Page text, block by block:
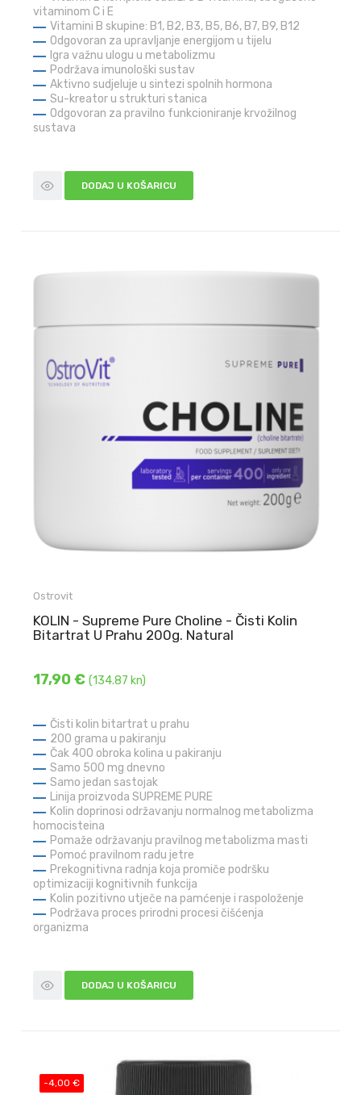
vitaminom C i E
Vitamini B skupine: B1, B2, B3, B5, B6, B7, B9, B12
Odgovoran za upravljanje energijom u tijelu
Igra važnu ulogu u metabolizmu
Podržava imunološki sustav
Aktivno sudjeluje u sintezi spolnih hormona
Su-kreator u strukturi stanica
Odgovoran za pravilno funkcioniranje krvožilnog
sustava
DODAJ U KOŠARICU
Ostrovit
KOLIN - Supreme Pure Choline - Čisti Kolin
Bitartrat U Prahu 200g. Natural
17,90 €(134.87 kn)
Čisti kolin bitartrat u prahu
200 grama u pakiranju
Čak 400 obroka kolina u pakiranju
Samo 500 mg dnevno
Samo jedan sastojak
Linija proizvoda SUPREME PURE
Kolin doprinosi održavanju normalnog metabolizma
homocisteina
Pomaže održavanju pravilnog metabolizma masti
Pomoć pravilnom radu jetre
Prekognitivna radnja koja promiče podršku
optimizaciji kognitivnih funkcija
Kolin pozitivno utječe na pamćenje i raspoloženje
Podržava proces prirodni procesi čišćenja
organizma
DODAJ U KOŠARICU
-4,00 €